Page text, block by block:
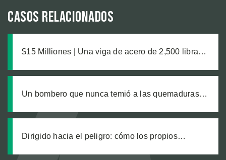
Casos relacionados
$15 Milliones | Una viga de acero de 2,500 libras,
Un bombero que nunca temió a las quemaduras,
Dirigido hacia el peligro: cómo los propios